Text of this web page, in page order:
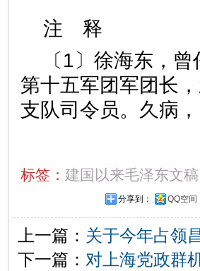
注 释
〔1〕徐海东，
第十五军团军团长
支队司令员。久病
标签： 建国以来毛泽东文稿
分享到： QQ空间
上一篇： 关于今年占领
下一篇： 对上海党政群